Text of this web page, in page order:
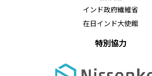
インド政府繊維省
在日インド大使館
特別協力